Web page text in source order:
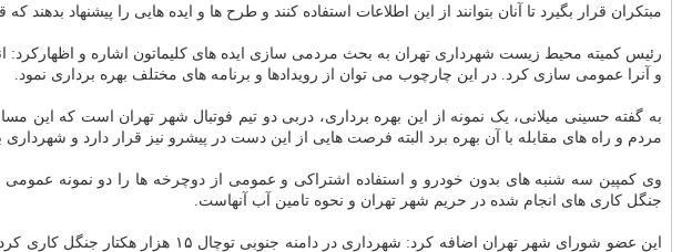
مبتکران قرار بگیرد تا آنان بتوانند از این اطلاعات استفاده کنند و طرح ها و ایده هایی را پیشنهاد بدهند
رئیس کمیته محیط زیست شهرداری تهران به بحث مردمی سازی ایده های کلیماتون اشاره و اظهارکرد:
و آنرا عمومی سازی کرد. در این چارچوب می توان از رویدادها و برنامه های مختلف بهره برداری نمود.
به گفته حسینی میلانی، یک نمونه از این بهره برداری، دربی دو تیم فوتبال شهر تهران است که
مردم و راه های مقابله با آن بهره برد البته فرصت هایی از این دست در پیشرو نیز قرار دارد و شهرداری
وی کمپین سه شنبه های بدون خودرو و استفاده اشتراکی و عمومی از دوچرخه ها را دو نمونه عمومی
جنگل کاری های انجام شده در حریم شهر تهران و نحوه تامین آب آنهاست.